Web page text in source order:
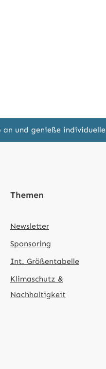
und genieße
Themen
Newsletter
Sponsoring
Int. Größentabelle
Klimaschutz &
Nachhaltigkeit